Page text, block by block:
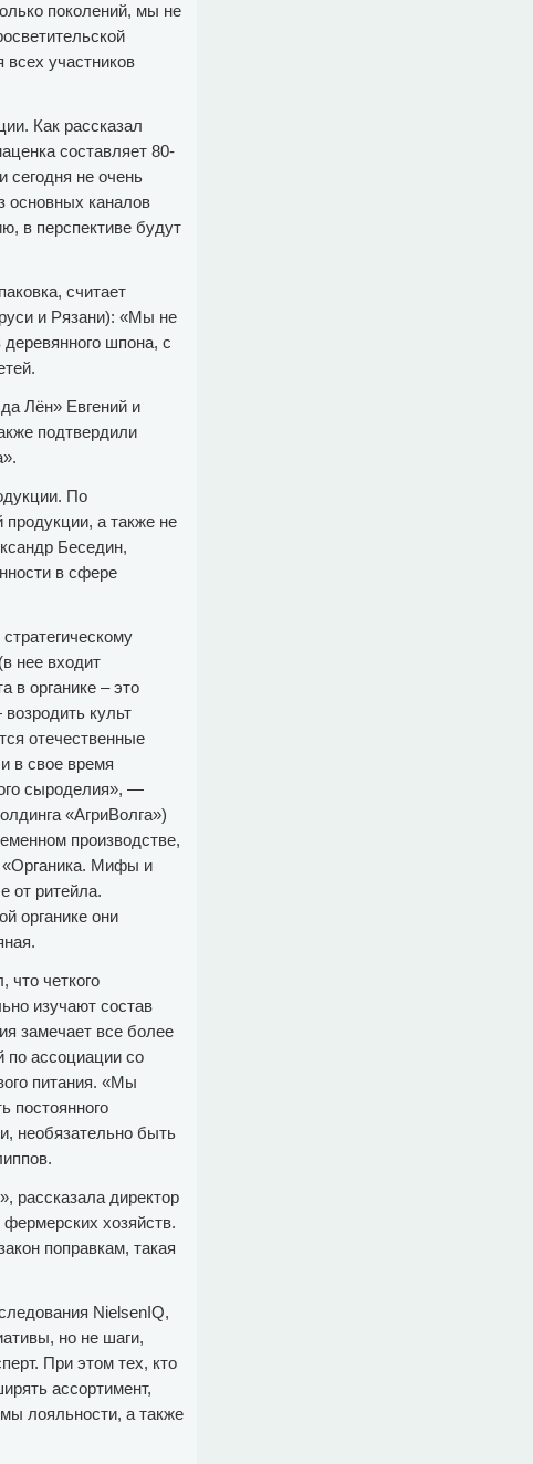
поколений, мы не
всех участников
Как рассказал
составляет 80-
сегодня не очень
основных каналов
в перспективе будут
считает
и Рязани): «Мы не
шпона, с
Лён» Евгений и
подтвердили
По
продукции, а также не
Беседин,
в сфере
нее входит
в органике – это
культ
отечественные
в свое время
сыроделия», —
«АгриВолга»)
производстве,
«Органика. Мифы и
от ритейла.
органике они
что четкого
изучают состав
замечает все более
по ассоциации со
питания. «Мы
постоянного
необязательно быть
рассказала директор
хозяйств.
поправкам, такая
NielsenIQ,
но не шаги,
При этом тех, кто
ассортимент,
лояльности, а также